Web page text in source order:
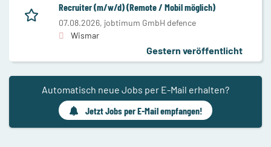
Recruiter (m/w/d) (Remote / Mobil möglich)
07.08.2026, jobtimum GmbH defence
Wismar
Gestern veröffentlicht
Automatisch neue Jobs per E-Mail erhalten?
Jetzt Jobs per E-Mail empfangen!